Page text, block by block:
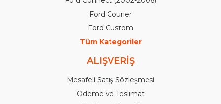
Ford Courier
Ford Custom
Tüm Kategoriler
ALIŞVERİŞ
Mesafeli Satış Sözleşmesi
Ödeme ve Teslimat